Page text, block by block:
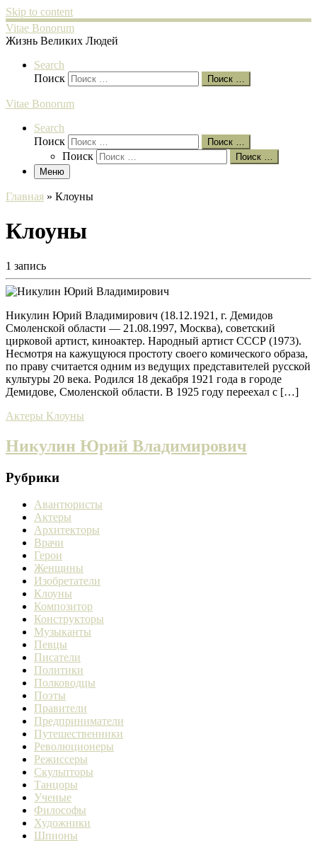
Skip to content
Vitae Bonorum
Жизнь Великих Людей
Search
Поиск
Поиск …
Vitae Bonorum
Search
Поиск
Поиск …
Поиск
Поиск …
Меню
Главная » Клоуны
Клоуны
1 запись
Никулин Юрий Владимирович (18.12.1921, г. Демидов
Смоленской области — 21.08.1997, Москва), советский
цирковой артист, киноактер. Народный артист СССР (1973).
Несмотря на кажущуюся простоту своего комического образа,
по праву считается одним из ведущих представителей русской
культуры 20 века. Родился 18 декабря 1921 года в городе
Демидове, Смоленской области. В 1925 году переехал с […]
Актеры Клоуны
Никулин Юрий Владимирович
Рубрики
Авантюристы
Актеры
Архитекторы
Врачи
Герои
Женщины
Изобретатели
Клоуны
Композитор
Конструкторы
Музыканты
Певцы
Писатели
Политики
Полководцы
Поэты
Правители
Предприниматели
Путешественники
Революционеры
Режиссеры
Скульпторы
Танцоры
Ученые
Философы
Художники
Шпионы